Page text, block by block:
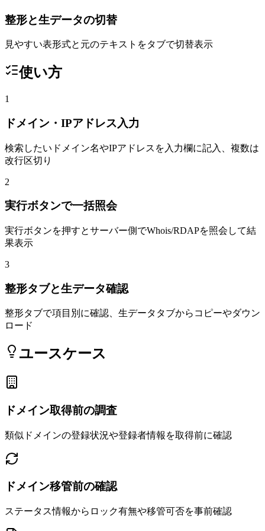
整形と生データの切替
見やすい表形式と元のテキストをタブで切替表示
使い方
1
ドメイン・IPアドレス入力
検索したいドメイン名やIPアドレスを入力欄に記入、複数は
改行区切り
2
実行ボタンで一括照会
実行ボタンを押すとサーバー側でWhois/RDAPを照会して結
果表示
3
整形タブと生データ確認
整形タブで項目別に確認、生データタブからコピーやダウン
ロード
ユースケース
ドメイン取得前の調査
類似ドメインの登録状況や登録者情報を取得前に確認
ドメイン移管前の確認
ステータス情報からロック有無や移管可否を事前確認